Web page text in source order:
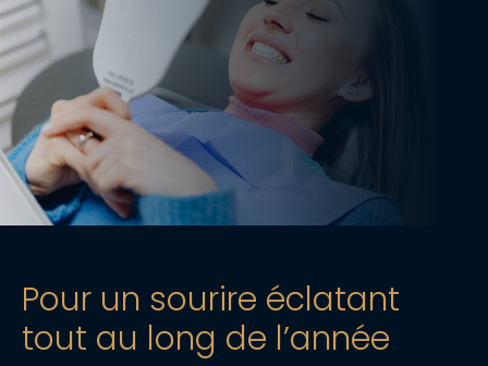
Pour un sourire éclatant
tout au long de l’année